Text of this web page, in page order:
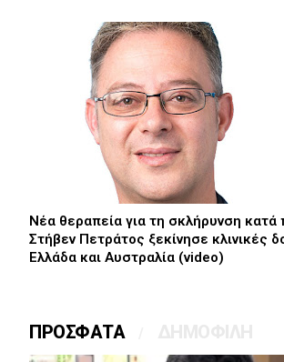
Νέα θεραπεία για τη σκλήρυνση κατά
Στήβεν Πετράτος ξεκίνησε κλινικές
Ελλάδα και Αυστραλία (video)
ΠΡΟΣΦΑΤΑ